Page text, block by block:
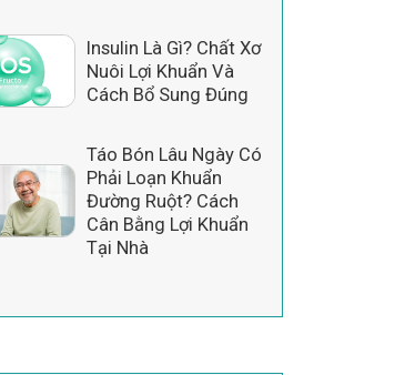
Insulin Là Gì? Chất Xơ
Nuôi Lợi Khuẩn Và
Cách Bổ Sung Đúng
Táo Bón Lâu Ngày Có
Phải Loạn Khuẩn
Đường Ruột? Cách
Cân Bằng Lợi Khuẩn
Tại Nhà